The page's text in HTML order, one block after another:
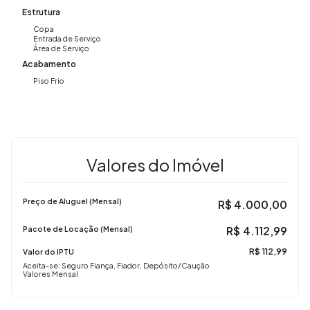
Estrutura
Copa
Entrada de Serviço
Área de Serviço
Acabamento
Piso Frio
Valores do Imóvel
R$ 4.000,00
Preço de Aluguel (Mensal)
Valores Mensal
Aceita-se: Seguro Fiança, Fiador, Depósito/Caução
Valor do IPTU R$ 112,99
R$ 4.112,99
Pacote de Locação (Mensal)